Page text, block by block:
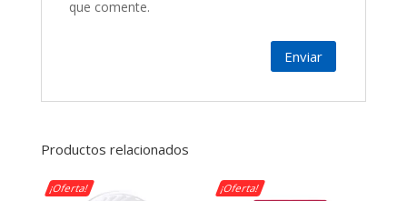
que comente.
Productos relacionados
¡Oferta! ¡Oferta!